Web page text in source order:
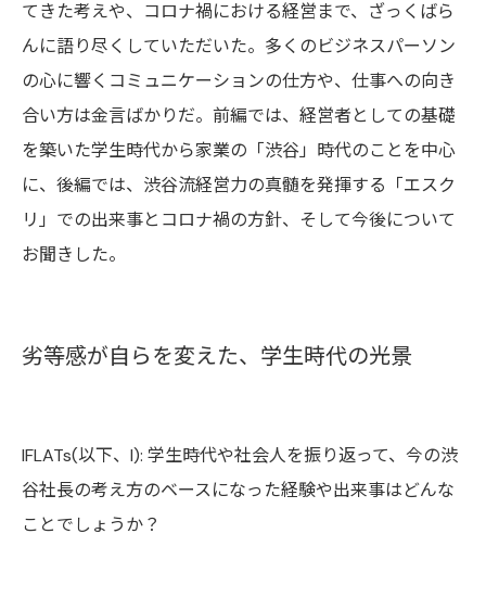
てきた考えや、コロナ禍における経営まで、ざっくばら
んに語り尽くしていただいた。多くのビジネスパーソン
の心に響くコミュニケーションの仕方や、仕事への向き
合い方は金言ばかりだ。前編では、経営者としての基礎
を築いた学生時代から家業の「渋谷」時代のことを中心
に、後編では、渋谷流経営力の真髄を発揮する「エスク
リ」での出来事とコロナ禍の方針、そして今後について
お聞きした。
劣等感が自らを変えた、学生時代の光景
IFLATs(以下、 I): 学生時代や社会人を振り返って、今の渋
谷社長の考え方のベースになった経験や出来事はどんな
ことでしょうか？